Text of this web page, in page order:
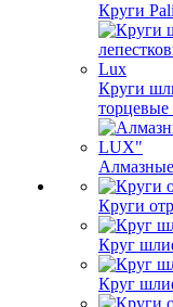
Круги
Круги
Круги
Круг
Круг